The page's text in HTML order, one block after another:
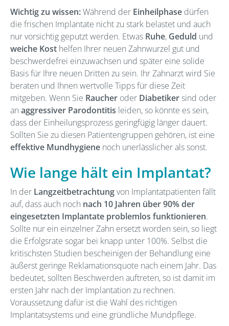
Wichtig zu wissen:Während der Einheilphase dürfen
die frischen Implantate nicht zu stark belastet und auch
nur vorsichtig geputzt werden. Etwas Ruhe, Geduld und
weiche Kost helfen Ihrer neuen Zahnwurzel gut und
beschwerdefrei einzuwachsen und später eine solide
Basis für Ihre neuen Dritten zu sein. Ihr Zahnarzt wird Sie
beraten und Ihnen wertvolle Tipps für diese Zeit
mitgeben. Wenn Sie Raucher oder Diabetikersind oder
an aggressiver Parodontitis leiden, so könnte es sein,
dass der Einheilungsprozess geringfügig länger dauert.
Sollten Sie zu diesen Patientengruppen gehören, ist eine
effektive Mundhygiene noch unerlässlicher als sonst.
Wie lange hält ein Implantat?
In der Langzeitbetrachtungvon Implantatpatienten fällt
auf, dass auch noch nach 10 Jahren über 90% der
eingesetzten Implantate problemlos funktionieren.
Sollte nur ein einzelner Zahn ersetzt worden sein, so liegt
die Erfolgsrate sogar bei knapp unter 100%. Selbst die
kritischsten Studien bescheinigen der Behandlung eine
äußerst geringe Reklamationsquote nach einem Jahr. Das
bedeutet, sollten Beschwerden auftreten, so ist damit im
ersten Jahr nach der Implantation zu rechnen.
Voraussetzung dafür ist die Wahl des richtigen
Implantatsystems und eine gründliche Mundpflege.